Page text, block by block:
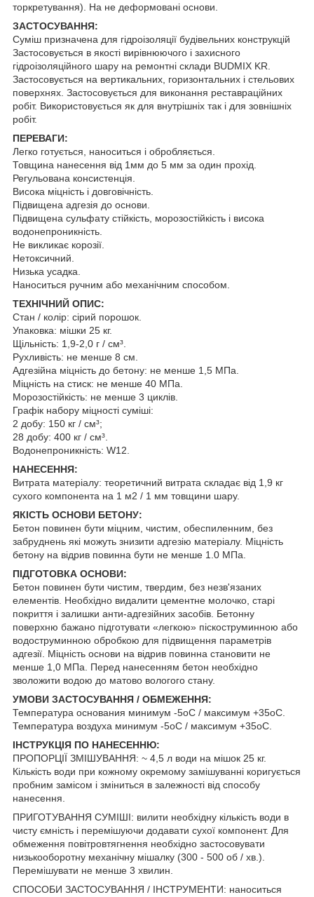
торкретування). На не деформовані основи.
ЗАСТОСУВАННЯ:
Суміш призначена для гідроізоляції будівельних конструкцій
Застосовується в якості вирівнюючого і захисного
гідроізоляційного шару на ремонтні склади BUDMIX KR.
Застосовується на вертикальних, горизонтальних і стельових
поверхнях. Застосовується для виконання реставраційних
робіт. Використовується як для внутрішніх так і для зовнішніх
робіт.
ПЕРЕВАГИ:
Легко готується, наноситься і обробляється.
Товщина нанесення від 1мм до 5 мм за один прохід.
Регульована консистенція.
Висока міцність і довговічність.
Підвищена адгезія до основи.
Підвищена сульфату стійкість, морозостійкість і висока
водонепроникність.
Не викликає корозії.
Нетоксичний.
Низька усадка.
Наноситься ручним або механічним способом.
ТЕХНІЧНИЙ ОПИС:
Стан / колір: сірий порошок.
Упаковка: мішки 25 кг.
Щільність: 1,9-2,0 г / см³.
Рухливість: не менше 8 см.
Адгезійна міцність до бетону: не менше 1,5 МПа.
Міцність на стиск: не менше 40 МПа.
Морозостійкість: не менше 3 циклів.
Графік набору міцності суміші:
2 добу: 150 кг / см³;
28 добу: 400 кг / см³.
Водонепроникність: W12.
НАНЕСЕННЯ:
Витрата матеріалу: теоретичний витрата складає від 1,9 кг
сухого компонента на 1 м2 / 1 мм товщини шару.
ЯКІСТЬ ОСНОВИ БЕТОНУ:
Бетон повинен бути міцним, чистим, обеcпиленним, без
забруднень які можуть знизити адгезію матеріалу. Міцність
бетону на відрив повинна бути не менше 1.0 МПа.
ПІДГОТОВКА ОСНОВИ:
Бетон повинен бути чистим, твердим, без незв'язаних
елементів. Необхідно видалити цементне молочко, старі
покриття і залишки анти-адгезійних засобів. Бетонну
поверхню бажано підготувати «легкою» піскоструминною або
водоструминною обробкою для підвищення параметрів
адгезії. Міцність основи на відрив повинна становити не
менше 1,0 МПа. Перед нанесенням бетон необхідно
зволожити водою до матово вологого стану.
УМОВИ ЗАСТОСУВАННЯ / ОБМЕЖЕННЯ:
Температура основания минимум -5oС / максимум +35oС.
Температура воздуха минимум -5oС / максимум +35oС.
ІНСТРУКЦІЯ ПО НАНЕСЕННЮ:
ПРОПОРЦІЇ ЗМІШУВАННЯ: ~ 4,5 л води на мішок 25 кг.
Кількість води при кожному окремому замішуванні коригується
пробним замісом і зміниться в залежності від способу
нанесення.
ПРИГОТУВАННЯ СУМІШІ: вилити необхідну кількість води в
чисту ємність і перемішуючи додавати сухої компонент. Для
обмеження повітровтягнення необхідно застосовувати
низькооборотну механічну мішалку (300 - 500 об / хв.).
Перемішувати не менше 3 хвилин.
СПОСОБИ ЗАСТОСУВАННЯ / ІНСТРУМЕНТИ: наноситься